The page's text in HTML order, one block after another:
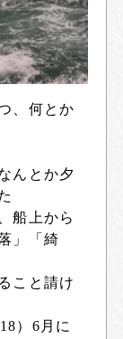
、何とか
んとか夕
船上から
」「綺
こと請け
）6月に